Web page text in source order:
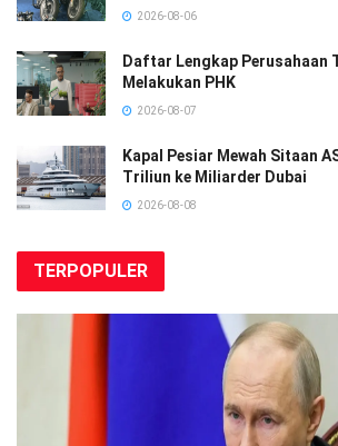
2026-08-06
Daftar Lengkap Perusahaan
Melakukan PHK
2026-08-07
Kapal Pesiar Mewah Sitaan
Triliun ke Miliarder Dubai
2026-08-08
TERPOPULER